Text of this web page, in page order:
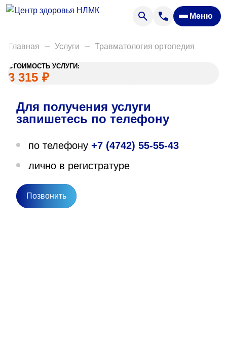
Меню
Анализы
Акции
Пациентам
Вакансии
О нас
Направления деятельности
Главная Услуги Травматология ортопедия
СТОИМОСТЬ УСЛУГИ:
3 315 ₽
Для получения услуги
запишетесь по телефону
по телефону +7 (4742) 55-55-43
лично в регистратуре
Позвонить